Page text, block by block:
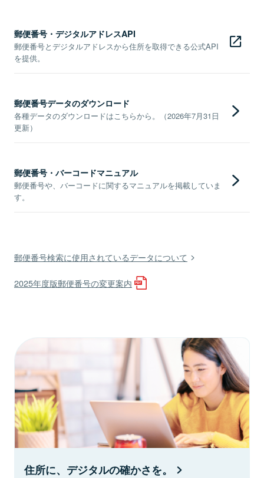
郵便番号・デジタルアドレスAPI
郵便番号とデジタルアドレスから住所を取得できる公式API
を提供。
郵便番号データのダウンロード
各種データのダウンロードはこちらから。（2026年7月31日
更新）
郵便番号・バーコードマニュアル
郵便番号や、バーコードに関するマニュアルを掲載していま
す。
郵便番号検索に使用されているデータについて
2025年度版郵便番号の変更案内
住所に、デジタルの確かさを。